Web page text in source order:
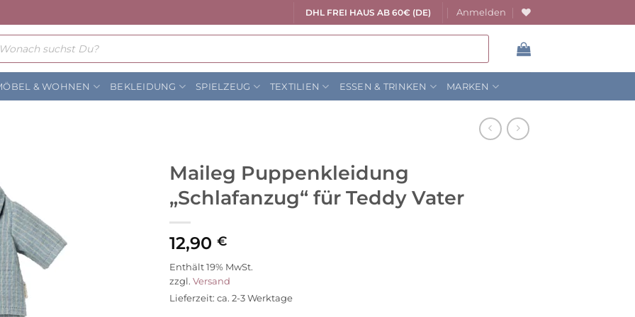
DHL FREI HAUS AB 60€ (DE) Anmelden
& WOHNEN BEKLEIDUNG SPIELZEUG TEXTILIEN ESSEN & TRINKEN MARKEN
Maileg Puppenkleidung
„Schlafanzug“ für Teddy Vater
12,90 €
Enthält 19% MwSt.
zzgl. Versand
Lieferzeit: ca. 2-3 Werktage